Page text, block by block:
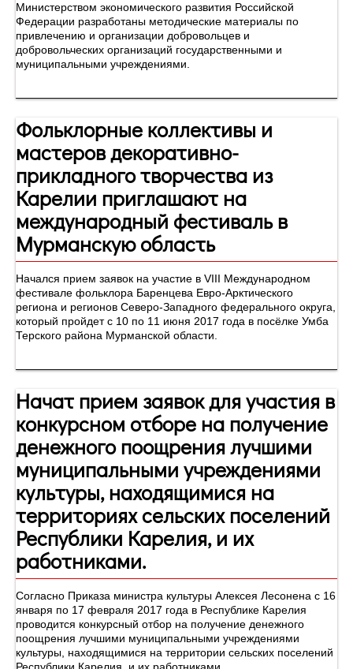
Министерством экономического развития Российской
Федерации разработаны методические материалы по
привлечению и организации добровольцев и
добровольческих организаций государственными и
муниципальными учреждениями.
Фольклорные коллективы и
мастеров декоративно-
прикладного творчества из
Карелии приглашают на
международный фестиваль в
Мурманскую область
Начался прием заявок на участие в VIII Международном
фестивале фольклора Баренцева Евро-Арктического
региона и регионов Северо-Западного федерального округа,
который пройдет с 10 по 11 июня 2017 года в посёлке Умба
Терского района Мурманской области.
Начат прием заявок для участия в
конкурсном отборе на получение
денежного поощрения лучшими
муниципальными учреждениями
культуры, находящимися на
территориях сельских поселений
Республики Карелия, и их
работниками.
Согласно Приказа министра культуры Алексея Лесонена с 16
января по 17 февраля 2017 года в Республике Карелия
проводится конкурсный отбор на получение денежного
поощрения лучшими муниципальными учреждениями
культуры, находящимися на территории сельских поселений